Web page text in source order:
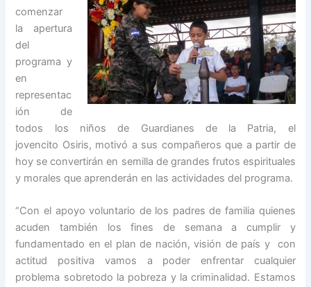
comenzar
la apertura
del
programa y
en
representac
ión de
todos los niños de Guardianes de la Patria, el
jovencito Osiris, motivó a sus compañeros que a partir de
hoy se convertirán en semilla de grandes frutos espirituales
y morales que aprenderán en las actividades del programa.
“Con el apoyo voluntario de los padres de familia quienes
acuden también los fines de semana a cumplir y
fundamentado en el plan de nación, visión de país y con
actitud positiva vamos a poder enfrentar cualquier
problema sobretodo la pobreza y la criminalidad. Estamos